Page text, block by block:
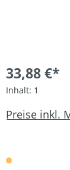
33,88 €*
Inhalt: 1
Preise inkl.